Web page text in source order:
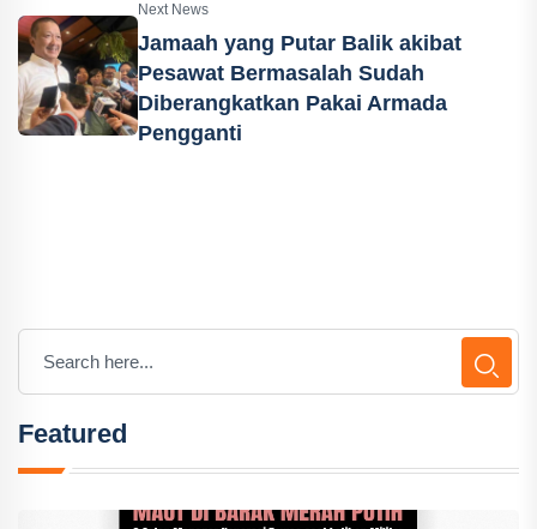
Next News
Jamaah yang Putar Balik akibat
Pesawat Bermasalah Sudah
Diberangkatkan Pakai Armada
Pengganti
Featured